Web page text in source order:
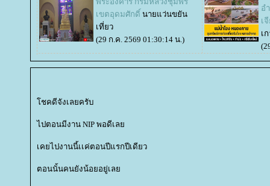
เขตอุดมศักดิ์ นายแว่นขยัน
เที่ยว
(29 ก.ค. 2569 01:30:14 น.)
อ
เ
เ
ชคดีจังเลยครับ
ไปตอนมีงาน NIP พอดีเล
เคยไปงานนี้เเค่ตอนปีแรกปีเดียว
ตอนนั้นคนยังน้อยอยู่เล